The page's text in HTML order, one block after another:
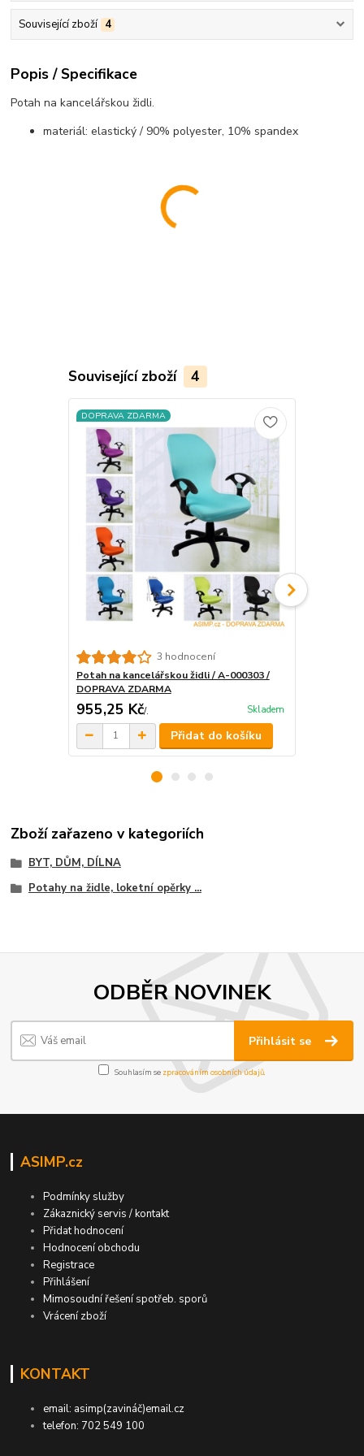
Související zboží 4
Popis / Specifikace
Potah na kancelářskou židli.
materiál: elastický / 90% polyester, 10% spandex
Související zboží 4
DOPRAVA ZDARMA
3 hodnocení
Potah na kancelářskou židli / A-000303 /
DOPRAVA ZDARMA
955,25 Kč/. Skladem
Přidat do košíku
Zboží zařazeno v kategoriích
BYT, DŮM, DÍLNA
Potahy na židle, loketní opěrky ...
ODBĚR NOVINEK
Přihlásit se
Souhlasím se zpracováním osobních údajů.
ASIMP.cz
Podmínky služby
Zákaznický servis / kontakt
Přidat hodnocení
Hodnocení obchodu
Registrace
Přihlášení
Mimosoudní řešení spotřeb. sporů
Vrácení zboží
KONTAKT
email: asimp(zavináč)email.cz
telefon: 702 549 100